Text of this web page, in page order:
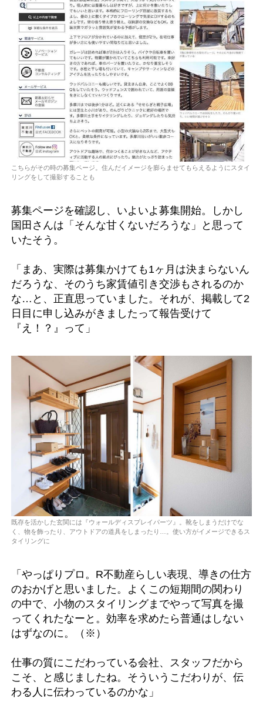
こちらがその時の募集ページ。住んだイメージを膨らませてもらえるようにスタイ
リングをして撮影することも
募集ページを確認し、いよいよ募集開始。しかし
国田さんは「そんな甘くないだろうな」と思って
いたそう。
「まあ、実際は募集かけても1ヶ月は決まらないん
だろうな、そのうち家賃値引き交渉もされるのか
な…と、正直思っていました。それが、掲載して2
日目に申し込みがきましたって報告受けて
『え！？』って」
既存を活かした玄関には『ウォールディスプレイパーツ』。靴をしまうだけでな
く、物を飾ったり、アウトドアの道具をしまったり…。使い方がイメージできるス
タイリングに
「やっぱりプロ。R不動産らしい表現、導きの仕方
のおかげと思いました。よくこの短期間の関わり
の中で、小物のスタイリングまでやって写真を撮
ってくれたなーと。効率を求めたら普通はしない
はずなのに。（※）
仕事の質にこだわっている会社、スタッフだから
こそ、と感じましたね。そういうこだわりが、伝
わる人に伝わっているのかな」